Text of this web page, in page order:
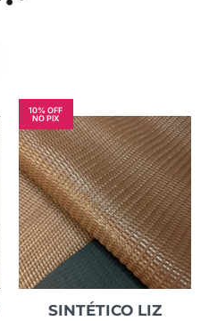
10% OFF
NO PIX
SINTÉTICO LIZ